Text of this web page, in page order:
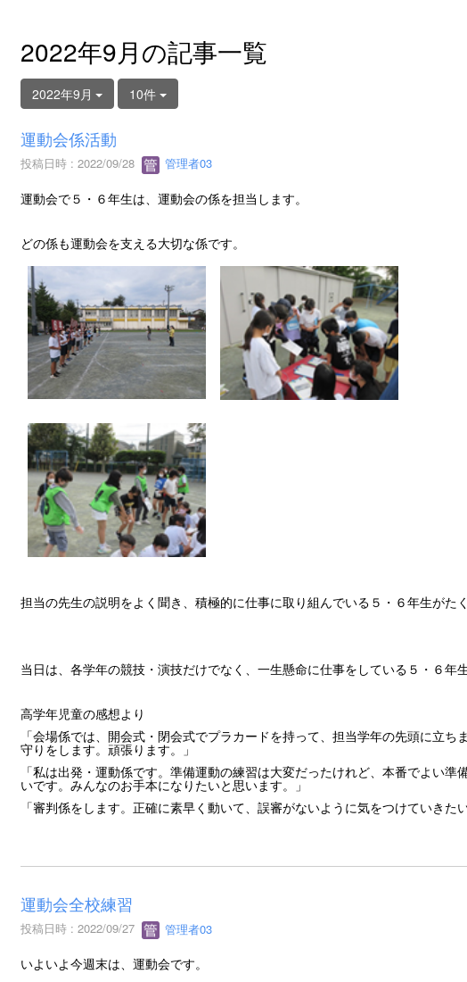
2022年9月の記事一覧
2022年9月 10件
運動会係活動
投稿日時 : 2022/09/28 管理者03
運動会で５・６年生は、運動会の係を担当します。
どの係も運動会を支える大切な係です。
担当の先生の説明をよく聞き、積極的に仕事に取り組んでいる５・６年生がた
当日は、各学年の競技・演技だけでなく、一生懸命に仕事をしている５・６年
高学年児童の感想より
「会場係では、開会式・閉会式でプラカードを持って、担当学年の先頭に立
守りをします。頑張ります。」
「私は出発・運動係です。準備運動の練習は大変だったけれど、本番でよい
いです。みんなのお手本になりたいと思います。」
「審判係をします。正確に素早く動いて、誤審がないように気をつけていきた
運動会全校練習
投稿日時 : 2022/09/27 管理者03
いよいよ今週末は、運動会です。